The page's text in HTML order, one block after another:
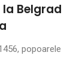
Belgrad
popoarele